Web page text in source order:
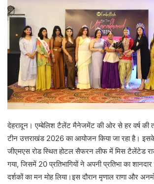
देहरादून। एम्बेलिश टैलेंट मैनेजमेंट की ओर से हर वर्ष की
टीन उत्तराखंड 2026 का आयोजन किया जा रहा है।
जीएमएस रोड स्थित होटल सैफरन लीफ में मिस टैलेंटेड
गया, जिसमें 20 प्रतिभागियों ने अपनी प्रतिभा का
दर्शकों का मन मोह लिया।इस दौरान मृणाल राणा और